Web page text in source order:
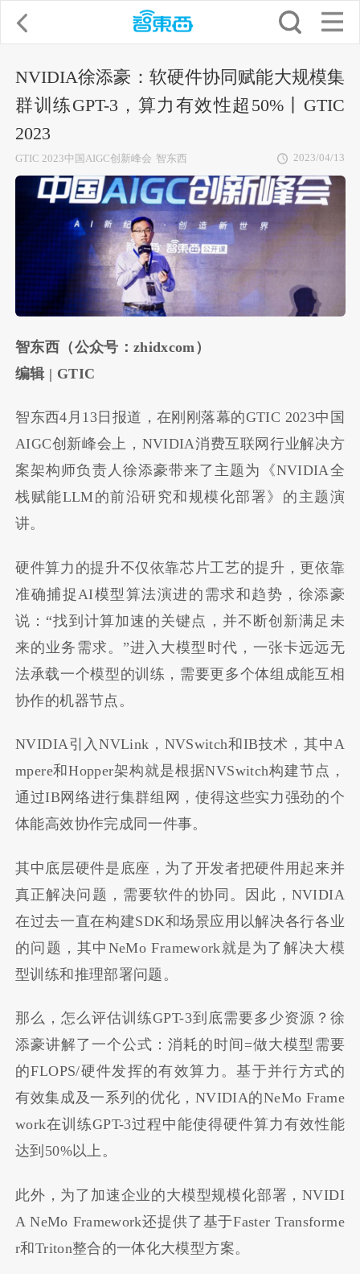
NVIDIA徐添豪：软硬件协同赋能大规模集
群训练GPT-3，算力有效性超50%丨GTIC
2023
GTIC 2023中国AIGC创新峰会 智东西 2023/04/13
智东西（公众号：zhidxcom）
编辑 | GTIC
智东西4月13日报道，在刚刚落幕的GTIC 2023中国
AIGC创新峰会上，NVIDIA消费互联网行业解决方
案架构师负责人徐添豪带来了主题为《NVIDIA全
栈赋能LLM的前沿研究和规模化部署》的主题演
讲。
硬件算力的提升不仅依靠芯片工艺的提升，更依靠
准确捕捉AI模型算法演进的需求和趋势，徐添豪
说：“找到计算加速的关键点，并不断创新满足未
来的业务需求。”进入大模型时代，一张卡远远无
法承载一个模型的训练，需要更多个体组成能互相
协作的机器节点。
NVIDIA引入NVLink，NVSwitch和IB技术，其中A
mpere和Hopper架构就是根据NVSwitch构建节点，
通过IB网络进行集群组网，使得这些实力强劲的个
体能高效协作完成同一件事。
其中底层硬件是底座，为了开发者把硬件用起来并
真正解决问题，需要软件的协同。因此，NVIDIA
在过去一直在构建SDK和场景应用以解决各行各业
的问题，其中NeMo Framework就是为了解决大模
型训练和推理部署问题。
那么，怎么评估训练GPT-3到底需要多少资源？徐
添豪讲解了一个公式：消耗的时间=做大模型需要
的FLOPS/硬件发挥的有效算力。基于并行方式的
有效集成及一系列的优化，NVIDIA的NeMo Frame
work在训练GPT-3过程中能使得硬件算力有效性能
达到50%以上。
此外，为了加速企业的大模型规模化部署，NVIDI
A NeMo Framework还提供了基于Faster Transforme
r和Triton整合的一体化大模型方案。